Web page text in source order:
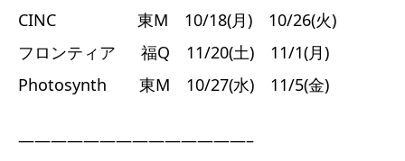
CINC 東M 10/18(月) 10/26(火)
フロンティア 福Q 11/20(土) 11/1(月)
Photosynth 東M 10/27(水) 11/5(金)
——————————————–